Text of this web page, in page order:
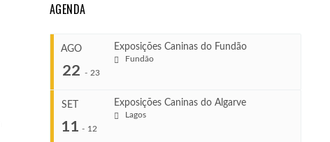
AGENDA
AGO
22 - 23
Exposições Caninas do Fundão
Fundão
SET
11 - 12
Exposições Caninas do Algarve
Lagos